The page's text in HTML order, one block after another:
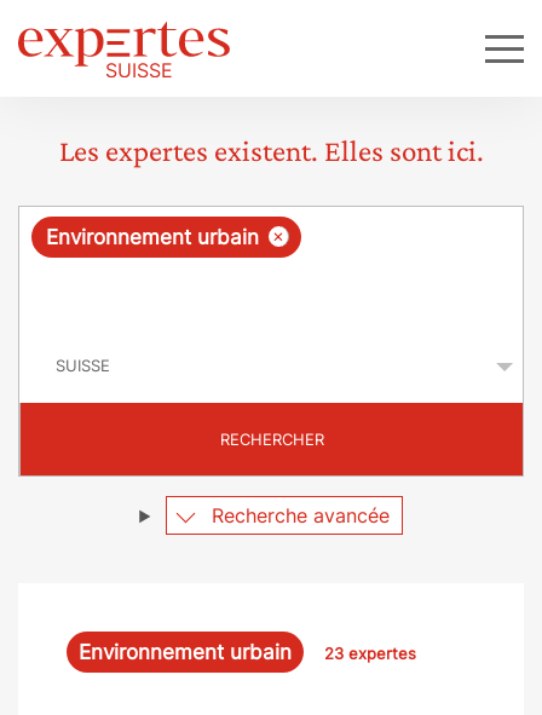
Les expertes existent. Elles sont ici.
R
ê
e
×
Environnement urbain
RECHERCHER
Recherche avancée
Environnement urbain 23 expertes